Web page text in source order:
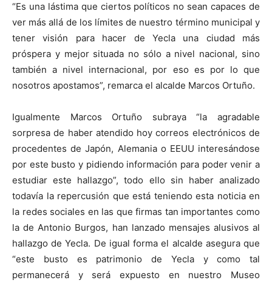
“Es una lástima que ciertos políticos no sean capaces de
ver más allá de los límites de nuestro término municipal y
tener visión para hacer de Yecla una ciudad más
próspera y mejor situada no sólo a nivel nacional, sino
también a nivel internacional, por eso es por lo que
nosotros apostamos”, remarca el alcalde Marcos Ortuño.
Igualmente Marcos Ortuño subraya “la agradable
sorpresa de haber atendido hoy correos electrónicos de
procedentes de Japón, Alemania o EEUU interesándose
por este busto y pidiendo información para poder venir a
estudiar este hallazgo”, todo ello sin haber analizado
todavía la repercusión que está teniendo esta noticia en
la redes sociales en las que firmas tan importantes como
la de Antonio Burgos, han lanzado mensajes alusivos al
hallazgo de Yecla. De igual forma el alcalde asegura que
“este busto es patrimonio de Yecla y como tal
permanecerá y será expuesto en nuestro Museo